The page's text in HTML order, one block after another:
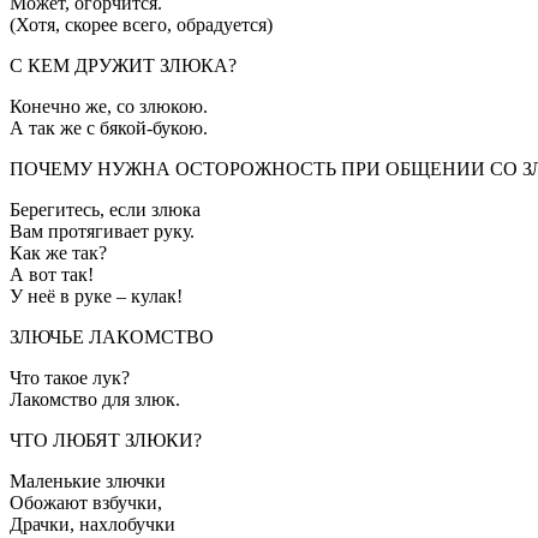
(Хотя, скорее всего, обрадуется)
С КЕМ ДРУЖИТ ЗЛЮКА?
Конечно же, со злюкою.
А так же с бякой-букою.
ПОЧЕМУ НУЖНА ОСТОРОЖНОСТЬ ПРИ ОБЩЕНИИ СО
Берегитесь, если злюка
Вам протягивает руку.
Как же так?
А вот так!
У неё в руке – кулак!
ЗЛЮЧЬЕ ЛАКОМСТВО
Что такое лук?
Лакомство для злюк.
ЧТО ЛЮБЯТ ЗЛЮКИ?
Маленькие злючки
Обожают взбучки,
Драчки, нахлобучки